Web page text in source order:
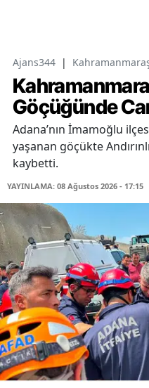
Ajans344 |
Göçüğünde
Adana’nın İmamoğlu
yaşanan göçükte
kaybetti.
YAYINLAMA: 08 Ağustos 2026 - 17:15